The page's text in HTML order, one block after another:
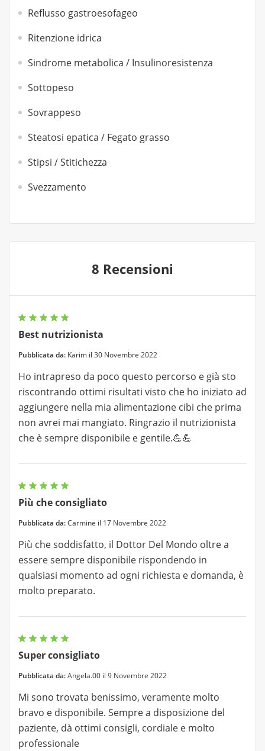
Reflusso gastroesofageo
Ritenzione idrica
Sindrome metabolica / Insulinoresistenza
Sottopeso
Sovrappeso
Steatosi epatica / Fegato grasso
Stipsi / Stitichezza
Svezzamento
8 Recensioni
Best nutrizionista
Pubblicata da: Karim il 30 Novembre 2022
Ho intrapreso da poco questo percorso e già sto
riscontrando ottimi risultati visto che ho iniziato ad
aggiungere nella mia alimentazione cibi che prima
non avrei mai mangiato. Ringrazio il nutrizionista
che è sempre disponibile e gentile.💪💪
Più che consigliato
Pubblicata da:Carmine il 17 Novembre 2022
Più che soddisfatto, il Dottor Del Mondo oltre a
essere sempre disponibile rispondendo in
qualsiasi momento ad ogni richiesta e domanda, è
molto preparato.
Super consigliato
Pubblicata da:Angela.00 il 9 Novembre 2022
Mi sono trovata benissimo, veramente molto
bravo e disponibile. Sempre a disposizione del
paziente, dà ottimi consigli, cordiale e molto
professionale